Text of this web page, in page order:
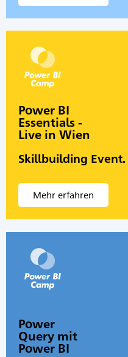
Power BI
Essentials -
Live in Wien
Skillbuilding Event.
Mehr erfahren
Power
Query mit
Power BI